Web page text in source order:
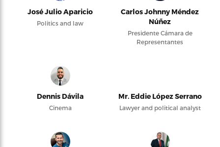
José Julio Aparicio
Politics and law
Carlos Johnny Méndez
Núñez
Presidente Cámara de
Representantes
Dennis Dávila
Cinema
Mr. Eddie López Serrano
Lawyer and political analyst